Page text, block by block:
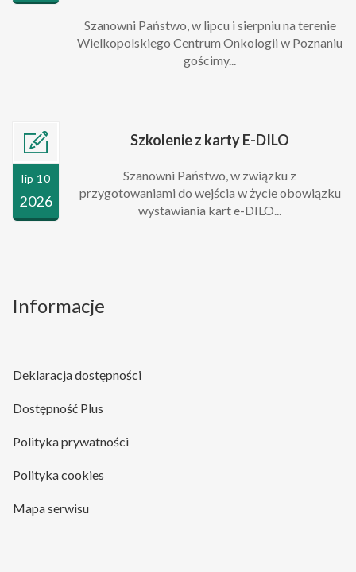
Szanowni Państwo, w lipcu i sierpniu na terenie
Wielkopolskiego Centrum Onkologii w Poznaniu
gościmy...
lip 10
2026
Szkolenie z karty E-DILO
Szanowni Państwo, w związku z
przygotowaniami do wejścia w życie obowiązku
wystawiania kart e-DILO...
Informacje
Deklaracja dostępności
Dostępność Plus
Polityka prywatności
Polityka cookies
Mapa serwisu